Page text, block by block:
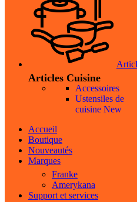
Articles Cuisine
Accessoires
Ustensiles de
cuisine New
Accueil
Boutique
Nouveautés
Marques
Franke
Amerykana
Support et services